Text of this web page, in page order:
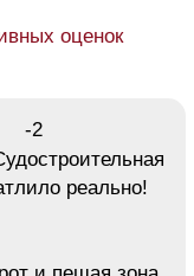
оценок
-2
реально!